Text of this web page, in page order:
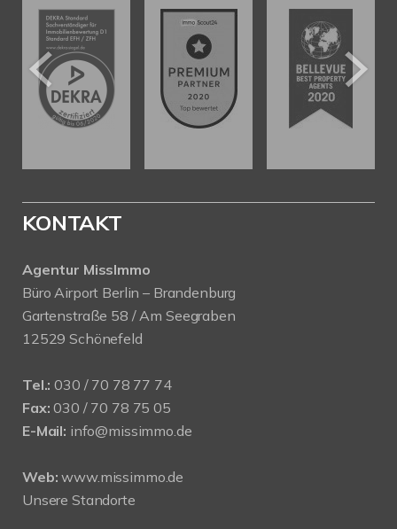
KONTAKT
Agentur MissImmo
Büro Airport Berlin – Brandenburg
Gartenstraße 58 / Am Seegraben
12529 Schönefeld
Tel.: 030 / 70 78 77 74
Fax: 030 / 70 78 75 05
E-Mail: info@missimmo.de
Web: www.missimmo.de
Unsere Standorte